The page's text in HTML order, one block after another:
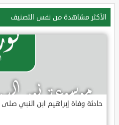
الأكثر مشاهدة من نفس التصنيف
حادثة وفاة إبراهيم ابن النبي